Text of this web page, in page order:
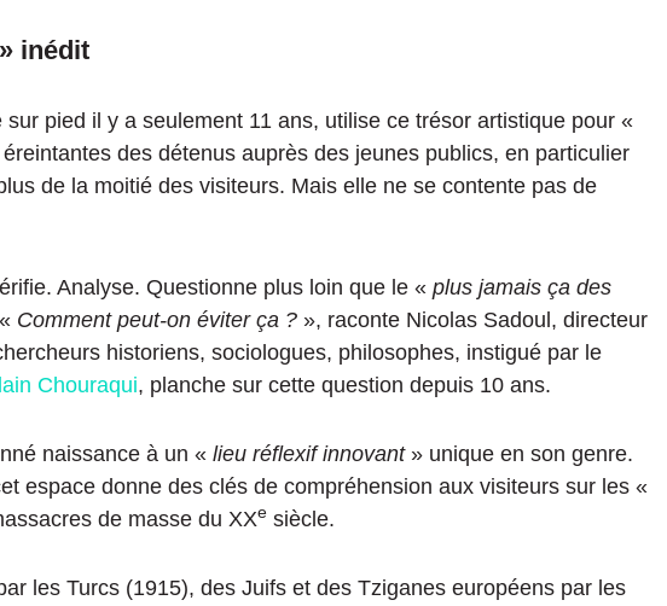
inédit
pied il y a seulement 11 ans, utilise ce trésor artistique pour «
des détenus auprès des jeunes publics, en particulier
de la moitié des visiteurs. Mais elle ne se contente pas de
Analyse. Questionne plus loin que le « plus jamais ça des
Comment peut-on éviter ça ? », raconte Nicolas Sadoul, directeur
historiens, sociologues, philosophes, instigué par le
Chouraqui, planche sur cette question depuis 10 ans.
naissance à un « lieu réflexif innovant» unique en son genre.
espace donne des clés de compréhension aux visiteurs sur les «
de masse du XXe siècle.
les Turcs (1915), des Juifs et des Tziganes européens par les